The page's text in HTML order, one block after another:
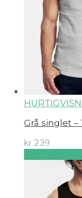
Grå singlet –
kr 239